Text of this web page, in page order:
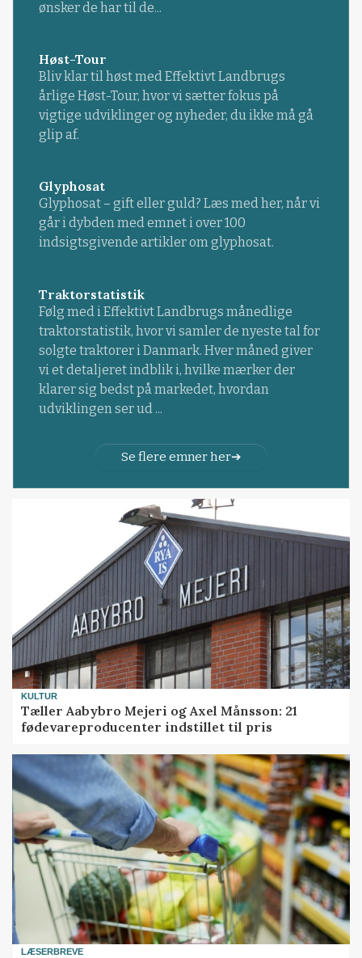
ønsker de har til de...
Høst-Tour
Bliv klar til høst med Effektivt Landbrugs
årlige Høst-Tour, hvor vi sætter fokus på
vigtige udviklinger og nyheder, du ikke må gå
glip af.
Glyphosat
Glyphosat – gift eller guld? Læs med her, når vi
går i dybden med emnet i over 100
indsigtsgivende artikler om glyphosat.
Traktorstatistik
Følg med i Effektivt Landbrugs månedlige
traktorstatistik, hvor vi samler de nyeste tal for
solgte traktorer i Danmark. Hver måned giver
vi et detaljeret indblik i, hvilke mærker der
klarer sig bedst på markedet, hvordan
udviklingen ser ud ...
Se flere emner her
KULTUR
Tæller Aabybro Mejeri og Axel Månsson: 21
fødevareproducenter indstillet til pris
LÆSERBREVE